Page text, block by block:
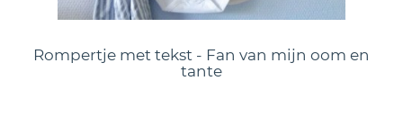
Rompertje met tekst - Fan van mijn oom en
tante